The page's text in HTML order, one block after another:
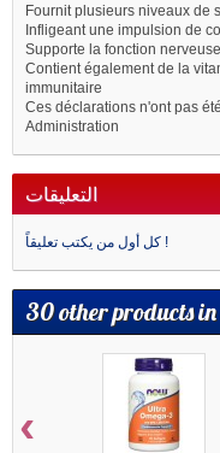
Fournit plusieurs niveaux de
Infligeant une impulsion de
Supporte la fonction
Contient également de la
immunitaire
Ces déclarations n'ont pas
Administration
التعليقات
كل أول من يكتب تعليقاً !
30 other products
‹